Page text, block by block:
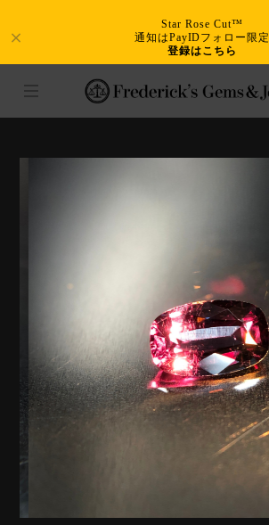
Star Rose Cut™
通知はPayIDフォロー限定
登録はこちら